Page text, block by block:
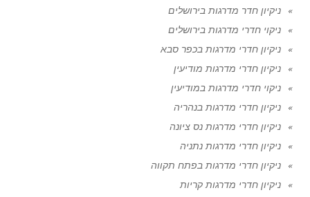
ניקיון חדר מדרגות בירושלים
ניקוי חדרי מדרגות בירושלים
ניקיון חדרי מדרגות בכפר סבא
ניקיון חדרי מדרגות מודיעין
ניקוי חדרי מדרגות במודיעין
ניקיון חדרי מדרגות בנהריה
ניקיון חדרי מדרגות נס ציונה
ניקיון חדרי מדרגות נתניה
ניקיון חדרי מדרגות בפתח תקווה
ניקיון חדרי מדרגות קריות